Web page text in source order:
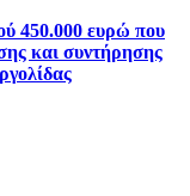
450.000 ευρώ που
και συντήρησης